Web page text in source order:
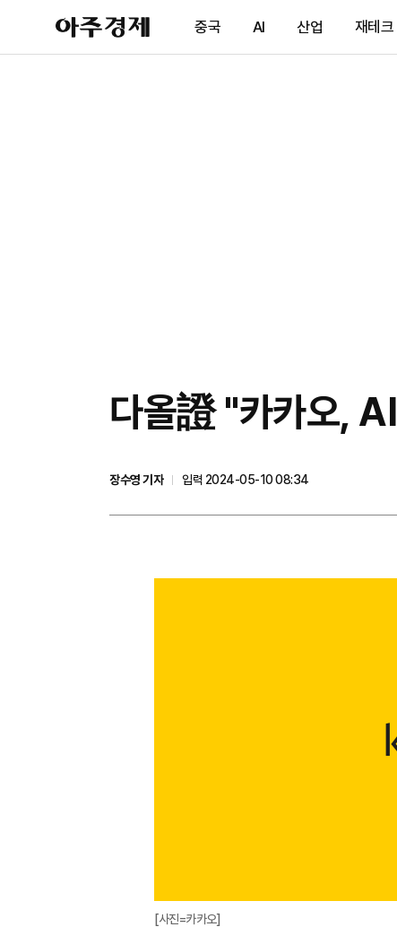
아
주
제
중국 AI 산업 재테크
다올證 "카카오,
장수영 기자
입력 2024-05-10 08:34
[사진=카카오]